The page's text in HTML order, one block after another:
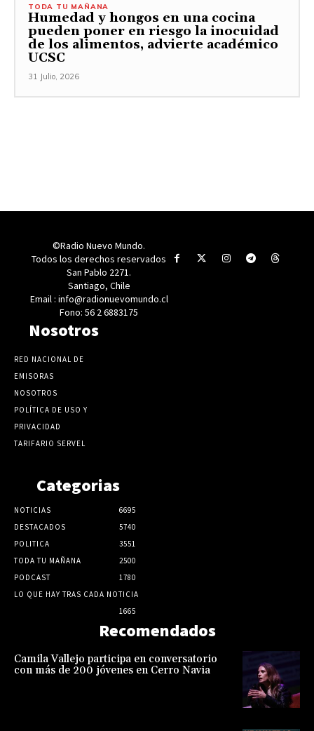
TODA TU MAÑANA
Humedad y hongos en una cocina
pueden poner en riesgo la inocuidad
de los alimentos, advierte académico
UCSC
31 Julio, 2026
©Radio Nuevo Mundo.
Todos los derechos reservados
San Pablo 2271.
Santiago, Chile
Email : info@radionuevomundo.cl
Fono: 56 2 6883175
Nosotros
RED NACIONAL DE
EMISORAS
NOSOTROS
POLÍTICA DE USO Y
PRIVACIDAD
TARIFARIO SERVEL
Categorias
NOTICIAS
6695
DESTACADOS
5740
POLITICA
3551
TODA TU MAÑANA
2500
PODCAST
1780
LO QUE HAY TRAS CADA NOTICIA
1665
Recomendados
Camila Vallejo participa en conversatorio
con más de 200 jóvenes en Cerro Navia